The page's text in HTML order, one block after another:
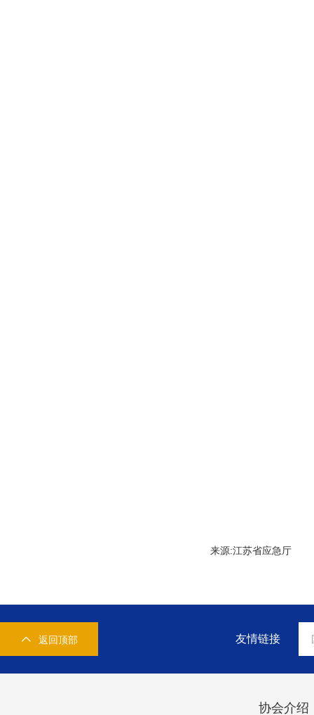
来源:江苏省应急厅
返回顶部 友情链接
协会介绍